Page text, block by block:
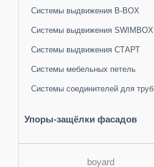
Системы выдвижения B-BOX
Системы выдвижения SWIMBOX
Системы выдвижения СТАРТ
Системы мебельных петель
Системы соединителей для труб
Упоры-защёлки фасадов
boyard